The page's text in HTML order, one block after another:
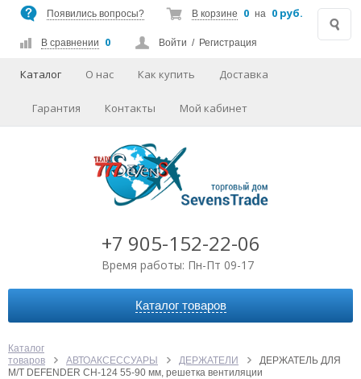
Появились вопросы? В корзине 0 на 0 руб.
В сравнении 0 Войти / Регистрация
Каталог О нас Как купить Доставка
Гарантия Контакты Мой кабинет
+7 905-152-22-06
Время работы: Пн-Пт 09-17
Каталог товаров
БЫТОВАЯ ТЕХНИКА ИГРУШКИ КАЛЬКУЛЯТОРЫ
Каталог
товаров
АВТОАКСЕССУАРЫ ДЕРЖАТЕЛИ
ДЕРЖАТЕЛЬ ДЛЯ
М/Т DEFENDER CH-124 55-90 мм, решетка вентиляции